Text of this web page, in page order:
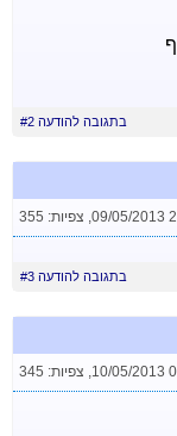
בתגובה להודעה #2
09/05/2013
, צפיות: 355
בתגובה להודעה #3
10/05/2013
, צפיות: 345